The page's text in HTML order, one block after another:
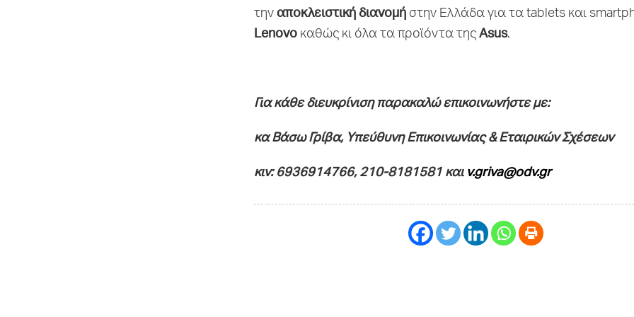
την αποκλειστική διανομήστην Ελλάδα για τα tablets και
Lenovoκαθώς κι όλα τα προϊόντα της Asus.
Για κάθε διευκρίνιση παρακαλώ επικοινωνήστε με:
κα Βάσω Γρίβα, Υπεύθυνη Επικοινωνίας & Εταιρικών Σχέσεων
κιν: 6936914766, 210-8181581 και v.griva@odv.gr